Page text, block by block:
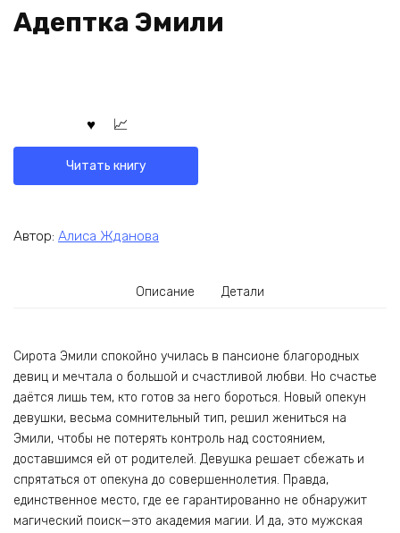
Адептка Эмили
Читать книгу
Автор: Алиса Жданова
Описание Детали
Сирота Эмили спокойно училась в пансионе благородных
девиц и мечтала о большой и счастливой любви. Но счастье
даётся лишь тем, кто готов за него бороться. Новый опекун
девушки, весьма сомнительный тип, решил жениться на
Эмили, чтобы не потерять контроль над состоянием,
доставшимся ей от родителей. Девушка решает сбежать и
спрятаться от опекуна до совершеннолетия. Правда,
единственное место, где ее гарантированно не обнаружит
магический поиск—это академия магии. И да, это мужская